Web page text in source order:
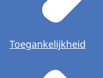
Toegankelijkheid